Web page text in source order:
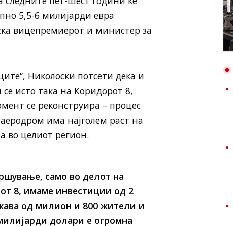
5,5-6 милијарди евра
вицепремиерот и министер за
Николоски потсети дека и
исто така на Коридорот 8,
се реконструира – процес
има најголем раст на
во целиот регион.
само во делот на
8, имаме инвестиции од 2
од милион и 800 жители и
долари е огромна